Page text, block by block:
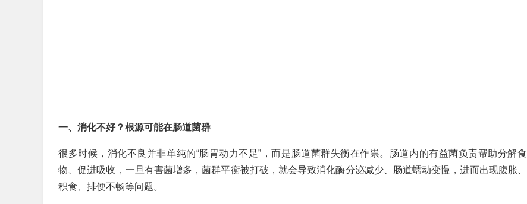
一、消化不好？根源可能在肠道菌群
很多时候，消化不良并非单纯的“肠胃动力不足”，而是肠道菌群失衡在作祟。肠道内的有益菌负责帮助分解食
物、促进吸收，一旦有害菌增多，菌群平衡被打破，就会导致消化酶分泌减少、肠道蠕动变慢，进而出现腹胀、
积食、排便不畅等问题。